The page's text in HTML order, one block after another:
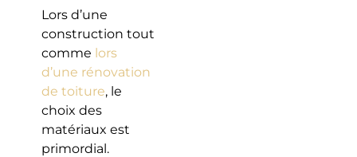
Lors d’une
construction tout
comme lors
d’une rénovation
de toiture, le
choix des
matériaux est
primordial.